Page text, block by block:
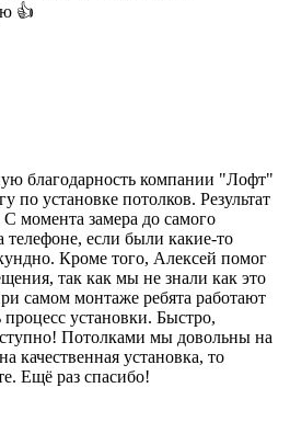
👍
благодарность компании "Лофт"
по установке потолков. Результат
момента замера до самого
телефоне, если были какие-то
Кроме того, Алексей помог
так как мы не знали как это
самом монтаже ребята работают
процесс установки. Быстро,
Потолками мы довольны на
качественная установка, то
Ещё раз спасибо!